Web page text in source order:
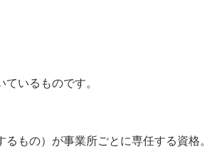
いるものです。
もの）が事業所ごとに専任する資格。